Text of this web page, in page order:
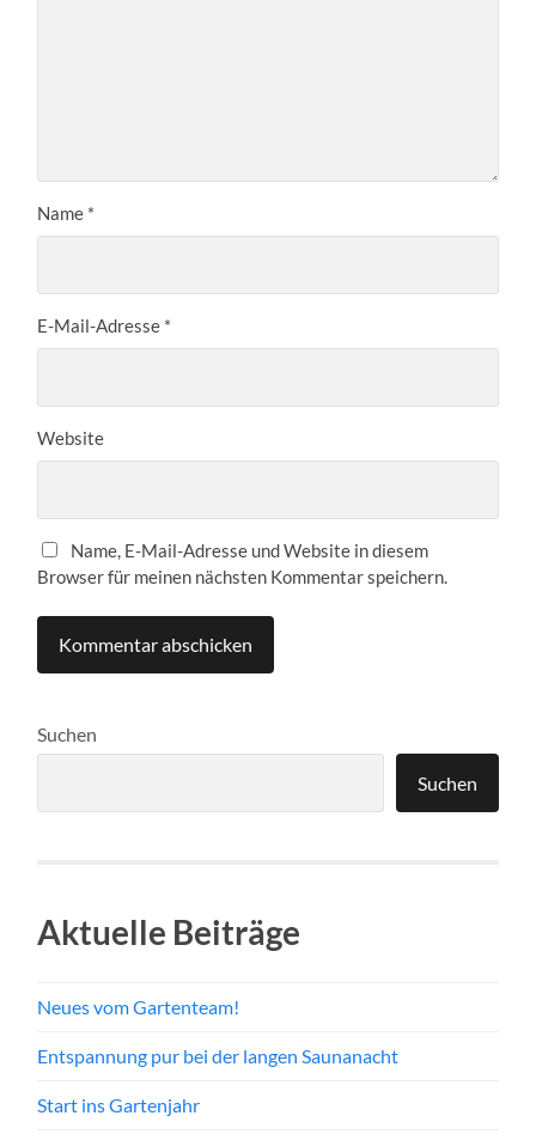
Name *
E-Mail-Adresse *
Website
Name, E-Mail-Adresse und Website in diesem
Browser für meinen nächsten Kommentar speichern.
Suchen
Suchen
Aktuelle Beiträge
Neues vom Gartenteam!
Entspannung pur bei der langen Saunanacht
Start ins Gartenjahr